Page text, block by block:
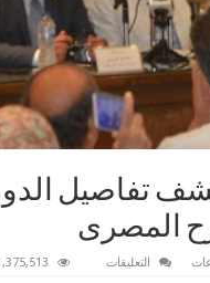
تفاصيل
المصرى
التعليقات 1,375,513